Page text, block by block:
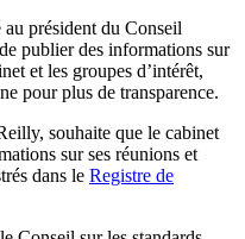
président du Conseil
publier des informations sur
et les groupes d’intérêt,
pour plus de transparence.
souhaite que le cabinet
sur ses réunions et
dans le Registre de